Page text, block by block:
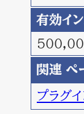
有効イ
関連 ペ
プラグ